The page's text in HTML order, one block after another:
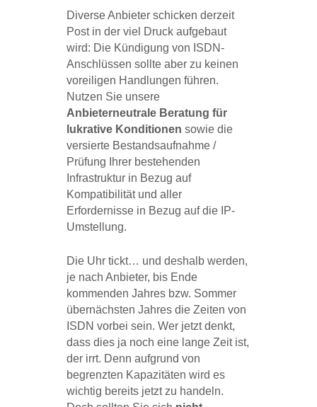
Diverse Anbieter schicken derzeit
Post in der viel Druck aufgebaut
wird: Die Kündigung von ISDN-
Anschlüssen sollte aber zu keinen
voreiligen Handlungen führen.
Nutzen Sie unsere
Anbieterneutrale Beratung für
lukrative Konditionen sowie die
versierte Bestandsaufnahme /
Prüfung Ihrer bestehenden
Infrastruktur in Bezug auf
Kompatibilität und aller
Erfordernisse in Bezug auf die IP-
Umstellung.
Die Uhr tickt… und deshalb werden,
je nach Anbieter, bis Ende
kommenden Jahres bzw. Sommer
übernächsten Jahres die Zeiten von
ISDN vorbei sein. Wer jetzt denkt,
dass dies ja noch eine lange Zeit ist,
der irrt. Denn aufgrund von
begrenzten Kapazitäten wird es
wichtig bereits jetzt zu handeln.